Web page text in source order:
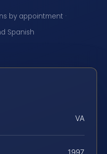
by appointment ·
Spanish
VA